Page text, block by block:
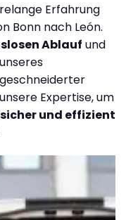
Erfahrung
Bonn nach León.
Ablauf und
Expertise, um
sicher und effizient